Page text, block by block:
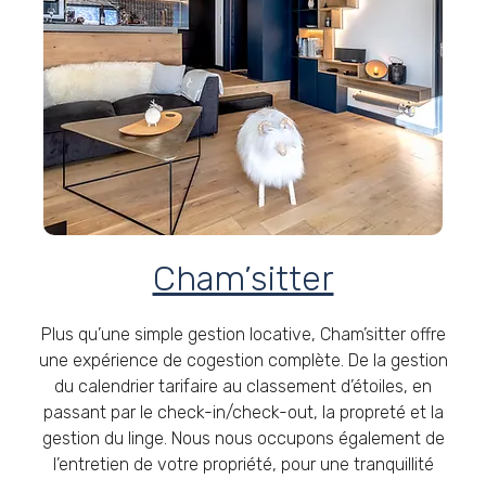
Cham’sitter
Plus qu’une simple gestion locative, Cham’sitter offre
une expérience de cogestion complète. De la gestion
du calendrier tarifaire au classement d’étoiles, en
passant par le check-in/check-out, la propreté et la
gestion du linge. Nous nous occupons également de
l’entretien de votre propriété, pour une tranquillité